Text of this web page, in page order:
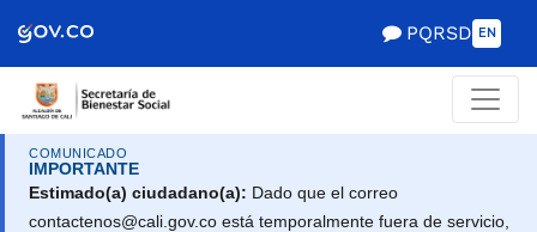
de Gobierno
PQRSD EN
COMUNICADO
IMPORTANTE
Estimado(a) ciudadano(a): Dado que el correo
contactenos@cali.gov.co está temporalmente fuera de servicio,